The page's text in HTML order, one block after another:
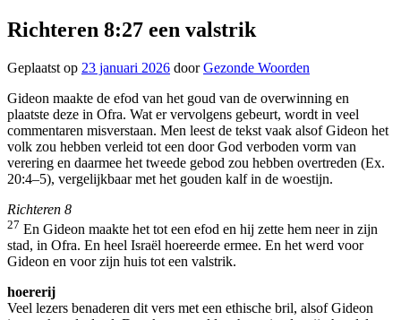
Richteren 8:27 een valstrik
Geplaatst op 23 januari 2026 doorGezonde Woorden
Gideon maakte de efod van het goud van de overwinning en
plaatste deze in Ofra. Wat er vervolgens gebeurt, wordt in veel
commentaren misverstaan. Men leest de tekst vaak alsof Gideon het
volk zou hebben verleid tot een door God verboden vorm van
verering en daarmee het tweede gebod zou hebben overtreden (Ex.
20:4–5), vergelijkbaar met het gouden kalf in de woestijn.
Richteren 8
27 En Gideon maakte het tot een efod en hij zette hem neer in zijn
stad, in Ofra. En heel Israël hoereerde ermee. En het werd voor
Gideon en voor zijn huis tot een valstrik.
hoererij
Veel lezers benaderen dit vers met een ethische bril, alsof Gideon